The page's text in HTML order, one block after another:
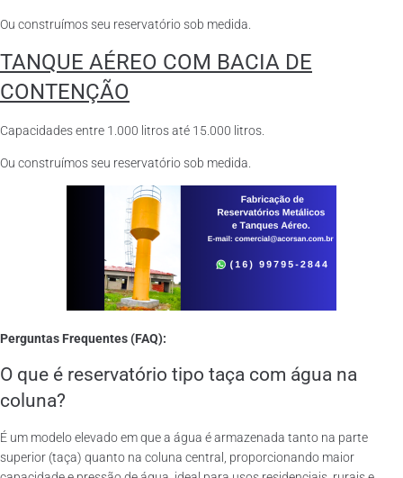
Ou construímos seu reservatório sob medida.
TANQUE AÉREO COM BACIA DE
CONTENÇÃO
Capacidades entre 1.000 litros até 15.000 litros.
Ou construímos seu reservatório sob medida.
Perguntas Frequentes (FAQ):
O que é reservatório tipo taça com água na
coluna?
É um modelo elevado em que a água é armazenada tanto na parte
superior (taça) quanto na coluna central, proporcionando maior